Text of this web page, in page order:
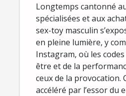
Longtemps cantonné
spécialisées et aux
sex-toy masculin
en pleine lumière, y
Instagram, où les
être et de la
ceux de la provocation.
accéléré par l’essor du